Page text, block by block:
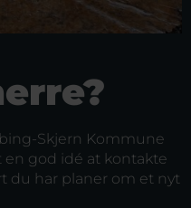
Skjern Kommune
en god idé at kontakte
du har planer om et nyt